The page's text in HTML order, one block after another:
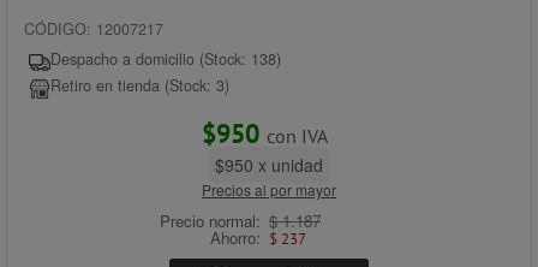
CÓDIGO: 12007217
Despacho a domicilio (Stock: 138)
Retiro en tienda (Stock: 3)
$950 con IVA
$950 x unidad
Precios al por mayor
Precio normal: $ 1.187
Ahorro: $ 237